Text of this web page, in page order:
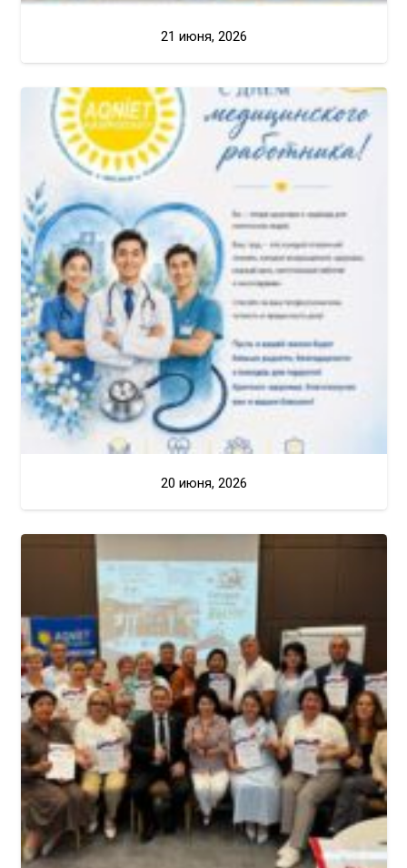
21 июня, 2026
20 июня, 2026